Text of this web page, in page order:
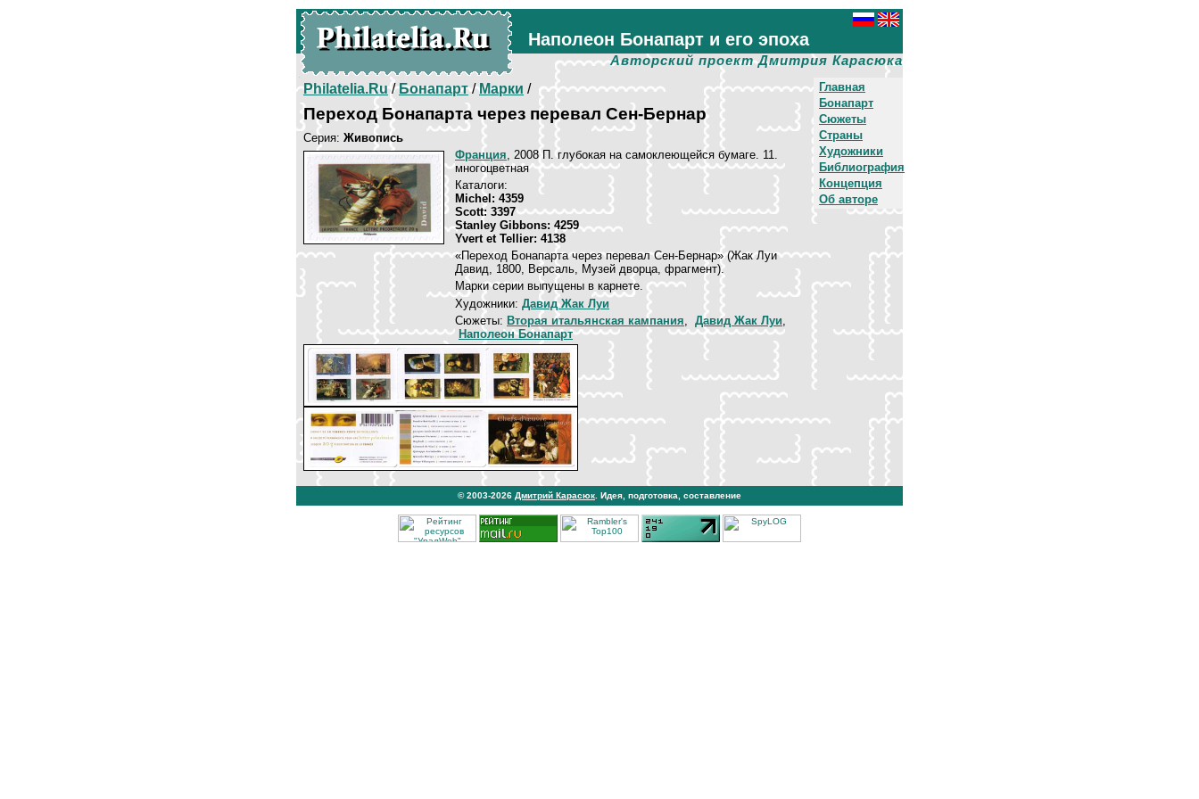
Наполеон Бонапарт и его эпоха
Авторский проект Дмитрия Карасюка
Главная
Бонапарт
Сюжеты
Страны
Художники
Библиография
Концепция
Об авторе
Philatelia.Ru/Бонапарт/Марки /
Переход Бонапарта через перевал Сен-Бернар
Серия: Живопись
Франция, 2008 П. глубокая на самоклеющейся бумаге. 11.
многоцветная
Каталоги:
Michel: 4359
Scott: 3397
Stanley Gibbons: 4259
Yvert et Tellier: 4138
«Переход Бонапарта через перевал Сен-Бернар» (Жак Луи
Давид, 1800, Версаль, Музей дворца, фрагмент).
Марки серии выпущены в карнете.
Художники: Давид Жак Луи
Сюжеты: Вторая итальянская кампания, Давид Жак Луи,
Наполеон Бонапарт
© 2003-2026 Дмитрий Карасюк . Идея, подготовка, составление